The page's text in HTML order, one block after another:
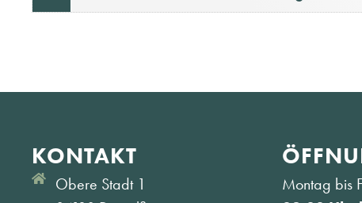
KONTAKT
Obere Stadt 1
Montag bis